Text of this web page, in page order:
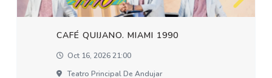
CAFÉ QUIJANO. MIAMI 1990
Oct 16, 2026 21:00
Teatro Principal De Andujar